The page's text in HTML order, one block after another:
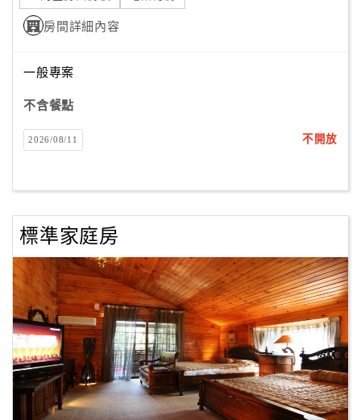
利
查
訂
房
Q&A
旅
卡
訂
房
請
款
收
據
房間詳細內容
一般專案
不含餐點
2026/08/11 不開放
標準家庭房